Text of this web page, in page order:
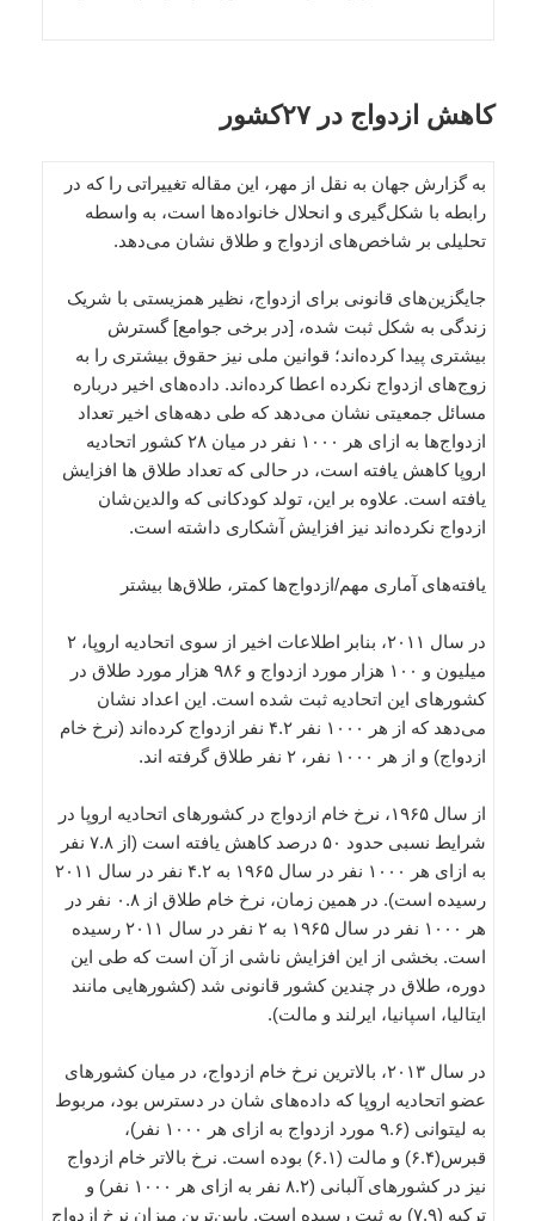
کاهش ازدواج در ۲۷کشور
به گزارش جهان به نقل از مهر، این مقاله تغییراتی را که در
رابطه با شکل‌گیری و انحلال خانواده‌ها است، به واسطه
تحلیلی بر شاخص‌های ازدواج و طلاق نشان می‌دهد.
جایگزین‌های قانونی برای ازدواج، نظیر همزیستی با شریک
زندگی به شکل ثبت شده، [در برخی جوامع] گسترش
بیشتری پیدا کرده‌اند؛ قوانین ملی نیز حقوق بیشتری را به
زوج‌های ازدواج نکرده اعطا کرده‌اند. داده‌های اخیر درباره
مسائل جمعیتی نشان می‌دهد که طی دهه‌های اخیر تعداد
ازدواج‌ها به ازای هر ۱۰۰۰ نفر در میان ۲۸ کشور اتحادیه
اروپا کاهش یافته است، در حالی که تعداد طلاق ها افزایش
یافته‌ است. علاوه بر این، تولد کودکانی که والدین‌شان
ازدواج نکرده‌اند نیز افزایش آشکاری داشته است.
یافته‌های آماری مهم/ازدواج‌‌ها کمتر، طلاق‌ها بیشتر
در سال ۲۰۱۱، بنابر اطلاعات اخیر از سوی اتحادیه اروپا، ۲
میلیون و ۱۰۰ هزار مورد ازدواج و ۹۸۶ هزار مورد طلاق در
کشورهای این اتحادیه ثبت شده است. این اعداد نشان
می‌دهد که از هر ۱۰۰۰ نفر ۴.۲ نفر ازدواج کرده‌اند (نرخ خام
ازدواج) و از هر ۱۰۰۰ نفر، ۲ نفر طلاق گرفته اند.
از سال ۱۹۶۵، نرخ خام ازدواج در کشورهای اتحادیه اروپا در
شرایط نسبی حدود ۵۰ درصد کاهش یافته است (از ۷.۸ نفر
به ازای هر ۱۰۰۰ نفر در سال ۱۹۶۵ به ۴.۲ نفر در سال ۲۰۱۱
رسیده است). در همین زمان، نرخ خام طلاق از ۰.۸ نفر در
هر ۱۰۰۰ نفر در سال ۱۹۶۵ به ۲ نفر در سال ۲۰۱۱ رسیده
است. بخشی از این افزایش ناشی از آن است که طی این
دوره، طلاق در چندین کشور قانونی شد (کشورهایی مانند
ایتالیا، اسپانیا، ایرلند و مالت).
در سال ۲۰۱۳، بالاترین نرخ خام ازدواج، در میان کشورهای
عضو اتحادیه اروپا که داده‌های شان در دسترس بود، مربوط
به لیتوانی (۹.۶ مورد ازدواج به ازای هر ۱۰۰۰ نفر)،
قبرس(۶.۴) و مالت (۶.۱) بوده است. نرخ بالاتر خام ازدواج
نیز در کشورهای آلبانی (۸.۲ نفر به ازای هر ۱۰۰۰ نفر) و
ترکیه (۷.۹) به ثبت رسیده است. پایین‌ترین میزان نرخ ازدواج